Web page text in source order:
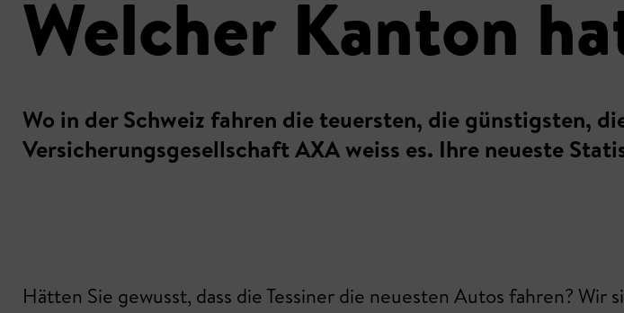
Welcher Kanton
Wo in der Schweiz fahren die teuersten, die günstigsten,
Versicherungsgesellschaft AXA weiss es. Ihre neueste
Hätten Sie gewusst, dass die Tessiner die neuesten Autos fahren?